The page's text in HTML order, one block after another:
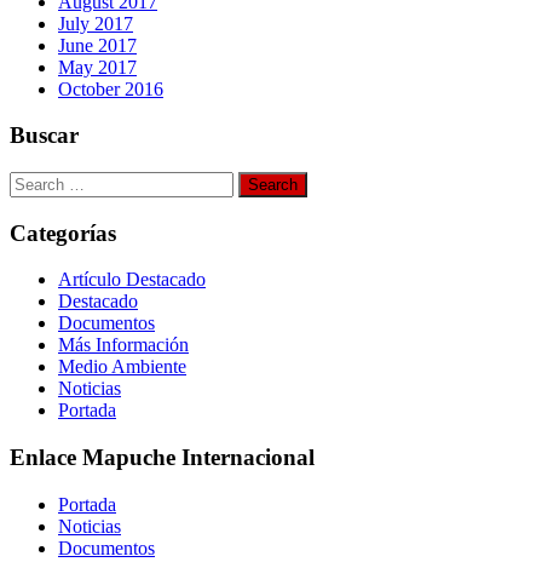
July 2017
June 2017
May 2017
October 2016
Buscar
Search
for:
Categorías
Artículo Destacado
Destacado
Documentos
Más Información
Medio Ambiente
Noticias
Portada
Enlace Mapuche Internacional
Portada
Noticias
Documentos